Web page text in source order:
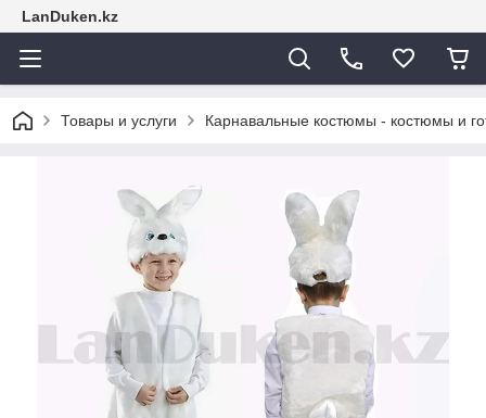
LanDuken.kz
Товары и услуги Карнавальные костюмы - костюмы и